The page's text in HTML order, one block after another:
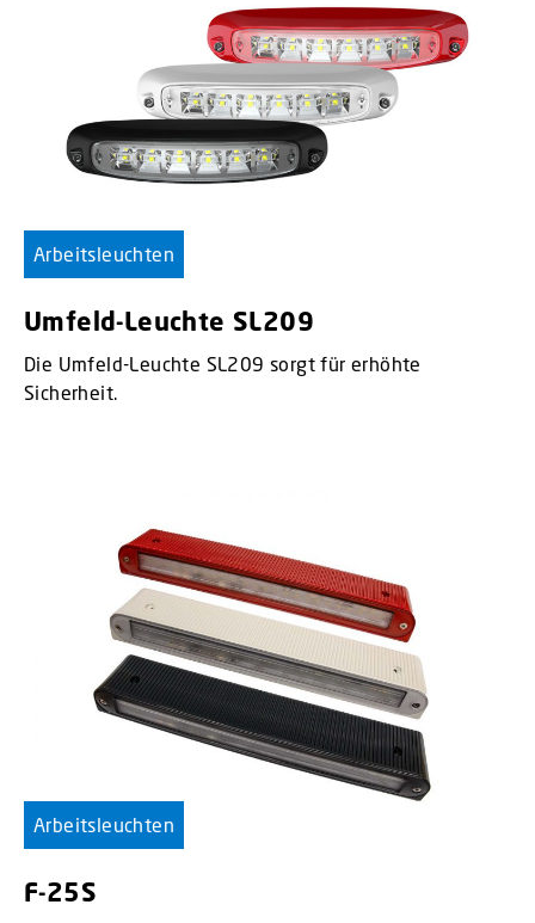
Arbeitsleuchten
Umfeld-Leuchte SL209
Die Umfeld-Leuchte SL209 sorgt für erhöhte
Sicherheit.
Arbeitsleuchten
F-25S